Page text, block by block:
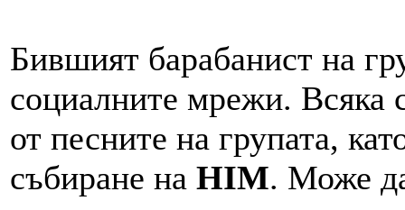
Бившият барабанист на
социалните мрежи. Всяка
от песните на групата,
събиране на HIM. Може